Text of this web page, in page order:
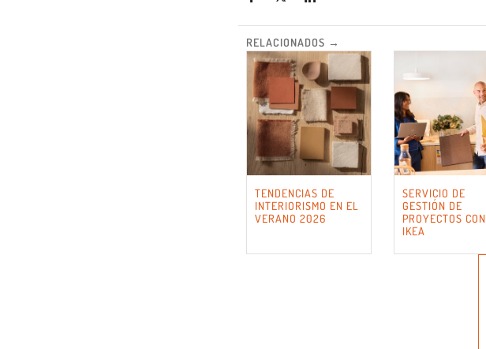
RELACIONADOS →
TENDENCIAS DE
INTERIORISMO EN EL
VERANO 2026
SERVICIO DE
GESTIÓN DE
PROYECTOS CON
IKEA